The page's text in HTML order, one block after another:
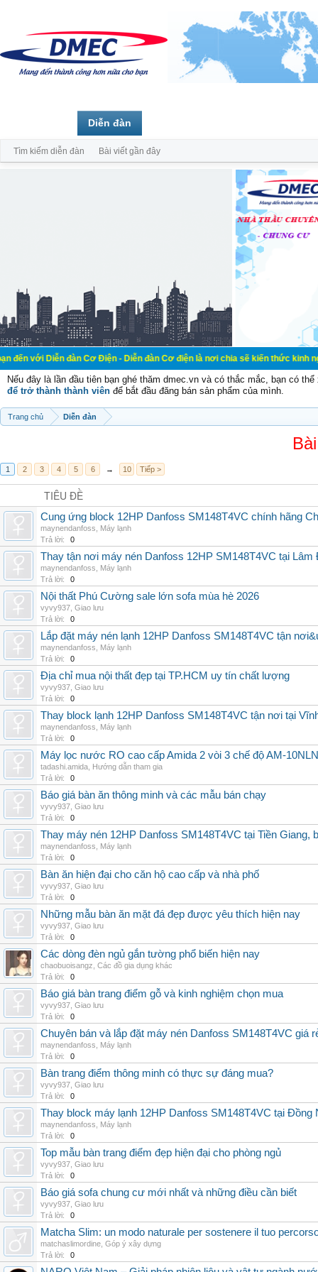
đàn Cơ Điện - Diễn đàn Cơ điện là nơi chia sẽ kiến thức kinh nghiệm
Nếu đây là lần đầu tiên bạn ghé thăm dmec.vn và có thắc mắc, bạn có
để trở thành thành viên để bắt đầu đăng bán sản phẩm của mình.
Trang chủ Diễn đàn
1 2 3 4 5 6 → 10 Tiếp >
TIÊU ĐỀ
Cung ứng block 12HP Danfoss SM148T4VC chính hãng
maynendanfoss
Máy lạnh
Trả lời:
0
Thay tận nơi máy nén Danfoss 12HP SM148T4VC tại
maynendanfoss
Máy lạnh
Trả lời:
0
Nội thất Phú Cường sale lớn sofa mùa hè 2026
vyvy937 Giao lưu
Trả lời:
0
Lắp đặt máy nén lạnh 12HP Danfoss SM148T4VC tận
maynendanfoss
Máy lạnh
Trả lời:
0
Địa chỉ mua nội thất đẹp tại TP.HCM uy tín chất lượng
vyvy937 Giao lưu
Trả lời:
0
Thay block lạnh 12HP Danfoss SM148T4VC tận nơi tại
maynendanfoss
Máy lạnh
Trả lời:
0
Máy lọc nước RO cao cấp Amida 2 vòi 3 chế độ AM-
tadashi.amida Hướng dẫn tham gia
Trả lời:
0
Báo giá bàn ăn thông minh và các mẫu bán chạy
vyvy937 Giao lưu
Trả lời:
0
Thay máy nén 12HP Danfoss SM148T4VC tại Tiền Giang,
maynendanfoss
Máy lạnh
Trả lời:
0
Bàn ăn hiện đại cho căn hộ cao cấp và nhà phố
vyvy937 Giao lưu
Trả lời:
0
Những mẫu bàn ăn mặt đá đẹp được yêu thích hiện nay
vyvy937 Giao lưu
Trả lời:
0
Các dòng đèn ngủ gắn tường phổ biến hiện nay
chaobuoisangz Các đồ gia dụng khác
Trả lời:
0
Báo giá bàn trang điểm gỗ và kinh nghiệm chọn mua
vyvy937 Giao lưu
Trả lời:
0
Chuyên bán và lắp đặt máy nén Danfoss SM148T4VC giá
maynendanfoss
Máy lạnh
Trả lời:
0
Bàn trang điểm thông minh có thực sự đáng mua?
vyvy937 Giao lưu
Trả lời:
0
Thay block máy lạnh 12HP Danfoss SM148T4VC tại Đồng
maynendanfoss
Máy lạnh
Trả lời:
0
Top mẫu bàn trang điểm đẹp hiện đại cho phòng ngủ
vyvy937 Giao lưu
Trả lời:
0
Báo giá sofa chung cư mới nhất và những điều cần biết
vyvy937 Giao lưu
Trả lời:
0
Matcha Slim: un modo naturale per sostenere il tuo
matchaslimordine Góp ý xây dựng
Trả lời:
0
Diễn đàn
Tìm kiếm diễn đàn Bài viết gần đây